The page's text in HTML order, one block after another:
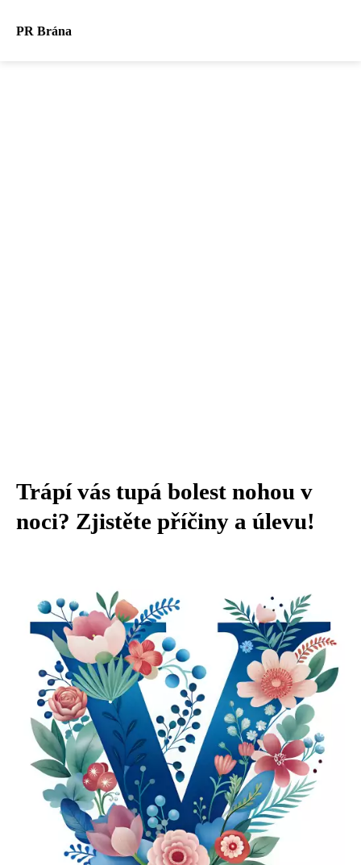
PR Brána
Trápí vás tupá bolest nohou v
noci? Zjistěte příčiny a úlevu!